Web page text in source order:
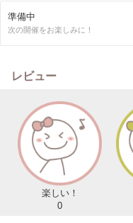
準備中
次の開催をお楽しみに！
レビュー
楽しい！
0